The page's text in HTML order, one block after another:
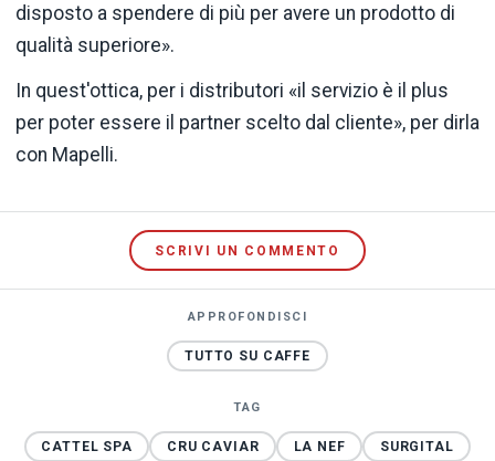
disposto a spendere di più per avere un prodotto di
qualità superiore».
In quest'ottica, per i distributori «il servizio è il plus
per poter essere il partner scelto dal cliente», per dirla
con Mapelli.
SCRIVI UN COMMENTO
APPROFONDISCI
TUTTO SU CAFFE
TAG
CATTEL SPA CRU CAVIAR LA NEF
SURGITAL